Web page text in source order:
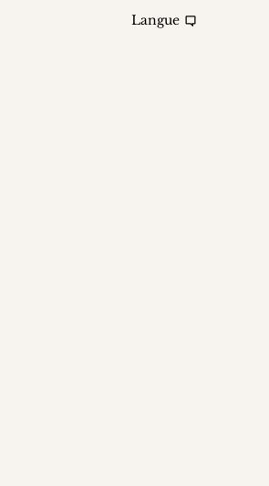
Langue